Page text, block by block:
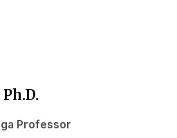
Professor